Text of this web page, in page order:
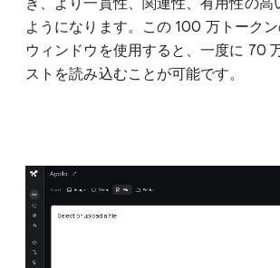
ようになります。この 100 万トーク
ウィンドウを使用すると、一度に 70
ストを読み込むことが可能です。